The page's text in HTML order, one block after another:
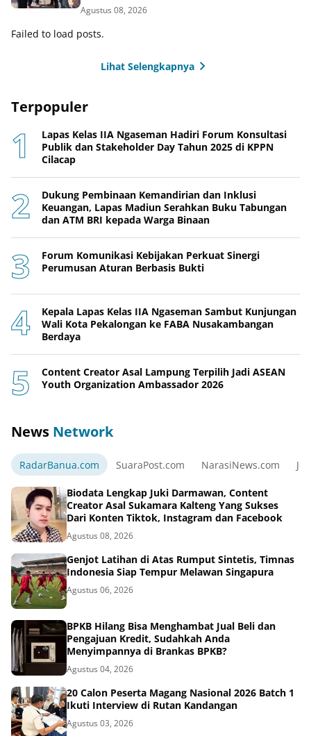
Agustus 08, 2026
Failed to load posts.
Lihat Selengkapnya
Terpopuler
Lapas Kelas IIA Ngaseman Hadiri Forum Konsultasi
Publik dan Stakeholder Day Tahun 2025 di KPPN
Cilacap
Dukung Pembinaan Kemandirian dan Inklusi
Keuangan, Lapas Madiun Serahkan Buku Tabungan
dan ATM BRI kepada Warga Binaan
Forum Komunikasi Kebijakan Perkuat Sinergi
Perumusan Aturan Berbasis Bukti
Kepala Lapas Kelas IIA Ngaseman Sambut Kunjungan
Wali Kota Pekalongan ke FABA Nusakambangan
Berdaya
Content Creator Asal Lampung Terpilih Jadi ASEAN
Youth Organization Ambassador 2026
News Network
RadarBanua.com SuaraPost.com NarasiNews.com
Biodata Lengkap Juki Darmawan, Content
Creator Asal Sukamara Kalteng Yang Sukses
Dari Konten Tiktok, Instagram dan Facebook
Agustus 08, 2026
Genjot Latihan di Atas Rumput Sintetis, Timnas
Indonesia Siap Tempur Melawan Singapura
Agustus 06, 2026
BPKB Hilang Bisa Menghambat Jual Beli dan
Pengajuan Kredit, Sudahkah Anda
Menyimpannya di Brankas BPKB?
Agustus 04, 2026
20 Calon Peserta Magang Nasional 2026 Batch 1
Ikuti Interview di Rutan Kandangan
Agustus 03, 2026